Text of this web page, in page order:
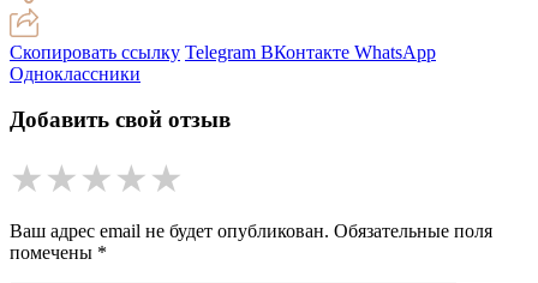
Скопировать ссылку Telegram ВКонтакте WhatsApp
Одноклассники
Добавить свой отзыв
★
★
★
★
★
Ваш адрес email не будет опубликован. Обязательные поля
помечены *